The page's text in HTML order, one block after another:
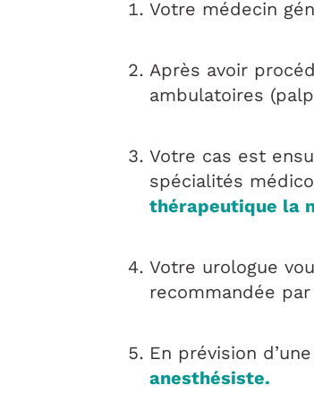
Votre médecin
Après avoir
ambulatoires
Votre cas est
spécialités
thérapeutique la
Votre urologue
recommandée
En prévision
anesthésiste.